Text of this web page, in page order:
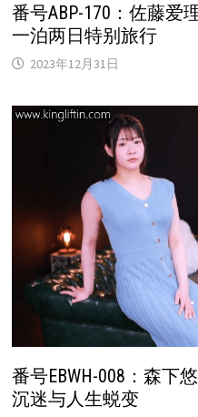
番号ABP-170：佐藤爱
一泊两日特别旅行
2023年12月31日
番号EBWH-008：森下
沉迷与人生蜕变